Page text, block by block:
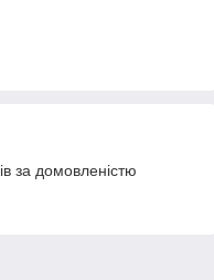
за домовленістю